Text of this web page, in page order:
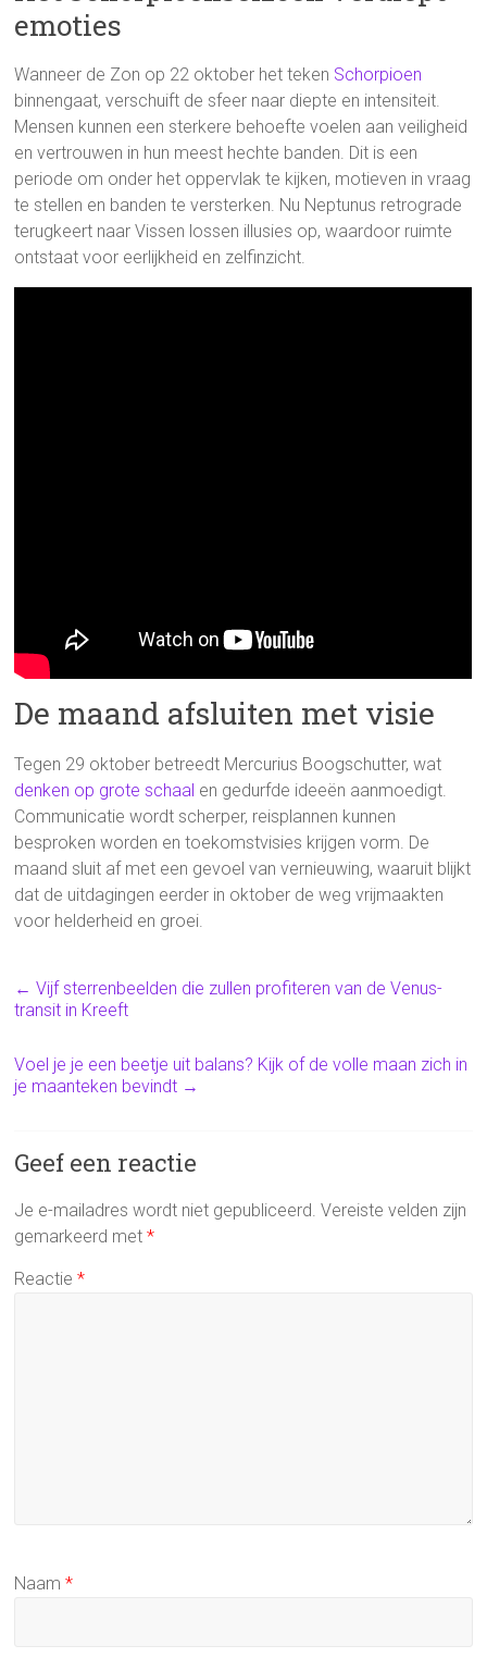
emoties
Wanneer de Zon op 22 oktober het teken Schorpioen
binnengaat, verschuift de sfeer naar diepte en intensiteit.
Mensen kunnen een sterkere behoefte voelen aan veiligheid
en vertrouwen in hun meest hechte banden. Dit is een
periode om onder het oppervlak te kijken, motieven in vraag
te stellen en banden te versterken. Nu Neptunus retrograde
terugkeert naar Vissen lossen illusies op, waardoor ruimte
ontstaat voor eerlijkheid en zelfinzicht.
De maand afsluiten met visie
Tegen 29 oktober betreedt Mercurius Boogschutter, wat
denken op grote schaal en gedurfde ideeën aanmoedigt.
Communicatie wordt scherper, reisplannen kunnen
besproken worden en toekomstvisies krijgen vorm. De
maand sluit af met een gevoel van vernieuwing, waaruit blijkt
dat de uitdagingen eerder in oktober de weg vrijmaakten
voor helderheid en groei.
← Vijf sterrenbeelden die zullen profiteren van de Venus-
transit in Kreeft
Voel je je een beetje uit balans? Kijk of de volle maan zich in
je maanteken bevindt →
Geef een reactie
Je e-mailadres wordt niet gepubliceerd. Vereiste velden zijn
gemarkeerd met*
Reactie*
Naam*